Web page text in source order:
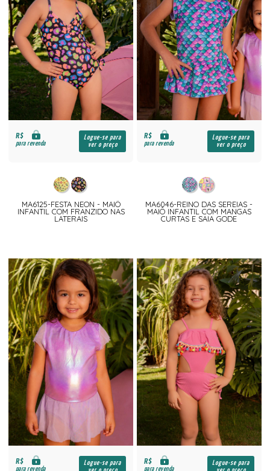
R$
para revenda
Logue-se para
ver o preço
MA6125-FESTA NEON - MAIÔ
INFANTIL COM FRANZIDO NAS
LATERAIS
R$
para revenda
Logue-se para
ver o preço
MA6046-REINO DAS SEREIAS -
MAIÔ INFANTIL COM MANGAS
CURTAS E SAIA GODE
R$
para revenda
Logue-se para
R$
para revenda
Logue-se para